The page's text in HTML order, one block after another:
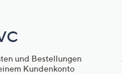
und Bestellungen
Kundenkonto